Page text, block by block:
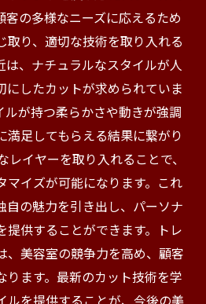
客の多様なニーズに応えるため
取り、適切な技術を取り入れる
は、ナチュラルなスタイルが人
にしたカットが求められていま
ルが持つ柔らかさや動きが強調
満足してもらえる結果に繋がり
レイヤーを取り入れることで、
マイズが可能になります。これ
自の魅力を引き出し、パーソナ
提供することができます。トレ
、美容室の競争力を高め、顧客
ります。最新のカット技術を学
ルを提供することが、今後の美